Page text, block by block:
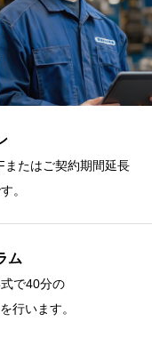
たはご契約期間延長
。
ム
で40分の
行います。